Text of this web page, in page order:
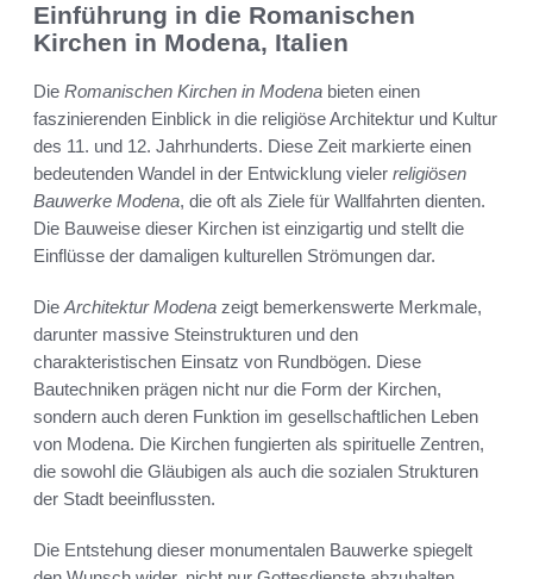
Einführung in die Romanischen
Kirchen in Modena, Italien
Die Romanischen Kirchen in Modena bieten einen
faszinierenden Einblick in die religiöse Architektur und Kultur
des 11. und 12. Jahrhunderts. Diese Zeit markierte einen
bedeutenden Wandel in der Entwicklung vieler religiösen
Bauwerke Modena, die oft als Ziele für Wallfahrten dienten.
Die Bauweise dieser Kirchen ist einzigartig und stellt die
Einflüsse der damaligen kulturellen Strömungen dar.
Die Architektur Modena zeigt bemerkenswerte Merkmale,
darunter massive Steinstrukturen und den
charakteristischen Einsatz von Rundbögen. Diese
Bautechniken prägen nicht nur die Form der Kirchen,
sondern auch deren Funktion im gesellschaftlichen Leben
von Modena. Die Kirchen fungierten als spirituelle Zentren,
die sowohl die Gläubigen als auch die sozialen Strukturen
der Stadt beeinflussten.
Die Entstehung dieser monumentalen Bauwerke spiegelt